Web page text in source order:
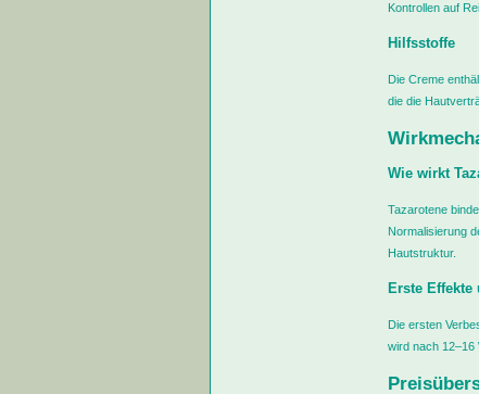
Kontrollen auf
Hilfsstoffe
Die Creme
die die
Wie wirkt
Tazarotene
Normalisierung
Hautstruktur.
Erste Effekte
Die ersten
wird nach 12–16